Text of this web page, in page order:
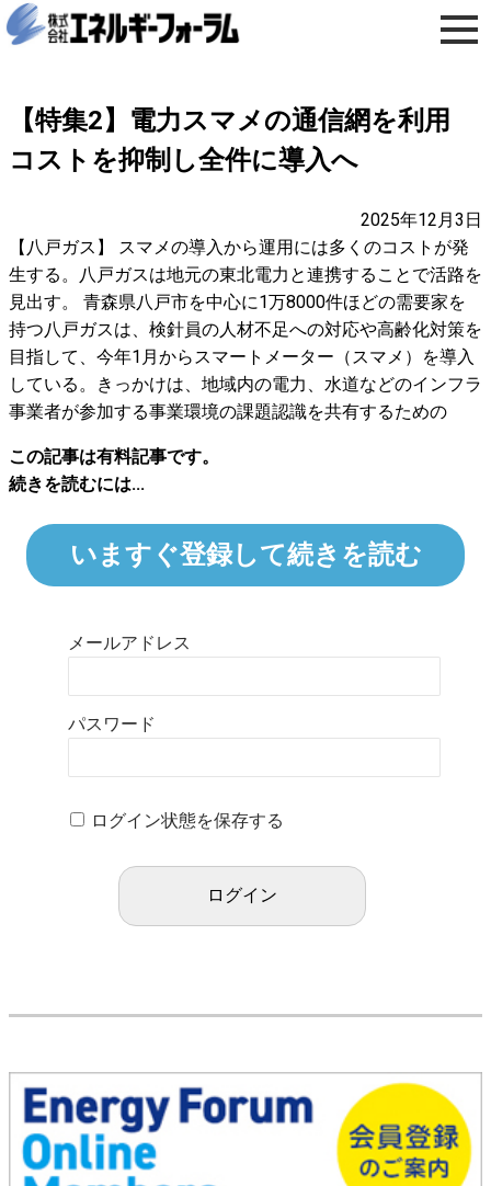
【特集2】電力スマメの通信網を利用
コストを抑制し全件に導入へ
2025年12月3日
【八戸ガス】 スマメの導入から運用には多くのコストが発
生する。八戸ガスは地元の東北電力と連携することで活路を
見出す。 青森県八戸市を中心に1万8000件ほどの需要家を
持つ八戸ガスは、検針員の人材不足への対応や高齢化対策を
目指して、今年1月からスマートメーター（スマメ）を導入
している。きっかけは、地域内の電力、水道などのインフラ
事業者が参加する事業環境の課題認識を共有するための
この記事は有料記事です。
続きを読むには...
いますぐ登録して続きを読む
メールアドレス
パスワード
ログイン状態を保存する